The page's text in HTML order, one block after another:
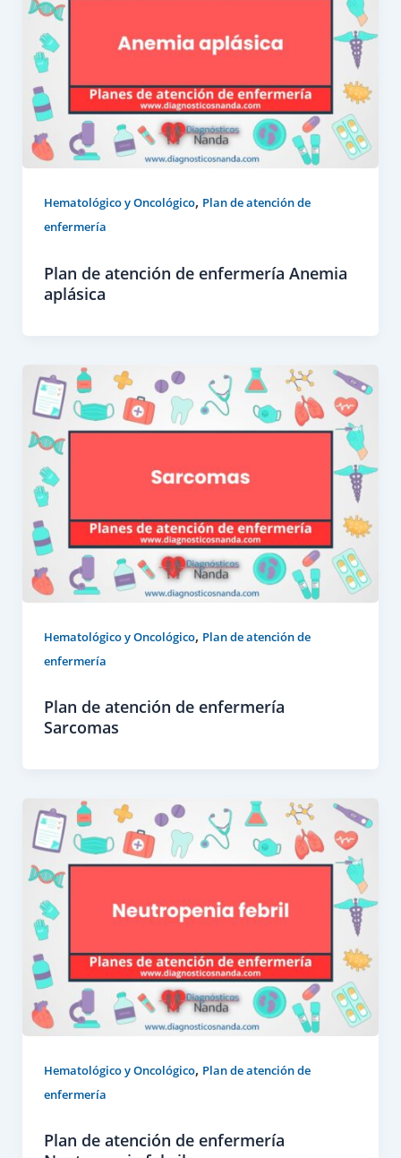
Hematológico y Oncológico, Plan de atención de
enfermería
Plan de atención de enfermería Anemia
aplásica
Hematológico y Oncológico, Plan de atención de
enfermería
Plan de atención de enfermería
Sarcomas
Hematológico y Oncológico, Plan de atención de
enfermería
Plan de atención de enfermería